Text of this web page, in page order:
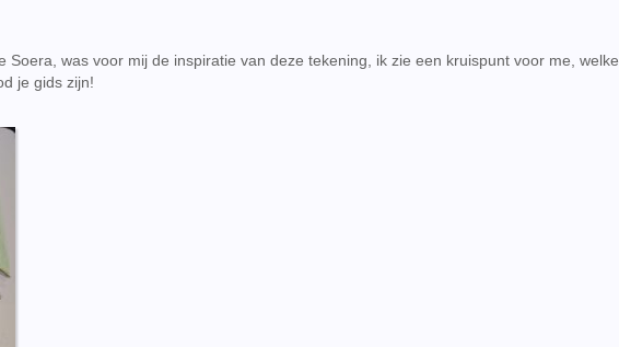
Soera, was voor mij de inspiratie van deze tekening, ik zie een kruispunt voor me, welke
je gids zijn!